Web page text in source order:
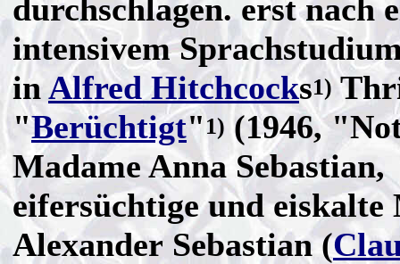
durchschlagen. erst nach
intensivem
inAlfred Hitchcocks1)
"Berüchtigt" 1) (1946,
Madame Anna Sebastian,
eifersüchtige und
Alexander Sebastian (